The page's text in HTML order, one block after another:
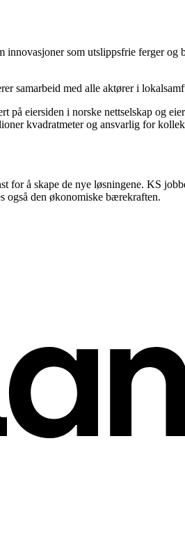
som utslippsfrie ferger og
samarbeid med alle aktører i
på eiersiden i norske nettselskap og
kvadratmeter og ansvarlig for
for å skape de nye løsningene. KS
også den økonomiske bærekraften.